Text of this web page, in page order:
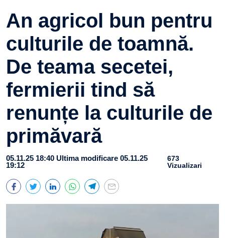
An agricol bun pentru
culturile de toamnă.
De teama secetei,
fermierii tind să
renunțe la culturile de
primăvară
05.11.25 18:40 Ultima modificare 05.11.25
19:12
673
Vizualizari